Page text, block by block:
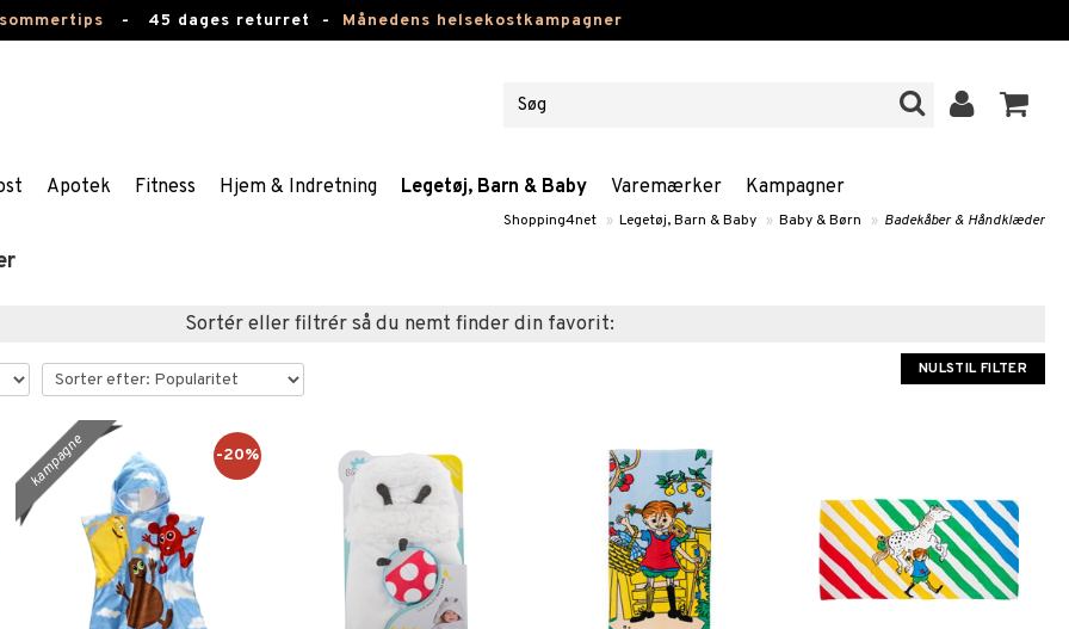
- 45 dages returret - Månedens helsekostkampagner
Apotek Fitness Hjem & Indretning Legetøj, Barn & Baby Varemærker Kampagner
Shopping4net » Legetøj, Barn & Baby » Baby & Børn » Badekåber & Håndklæder
Sortér eller filtrér så du nemt finder din favorit:
NULSTIL FILTER
kampagne -20%